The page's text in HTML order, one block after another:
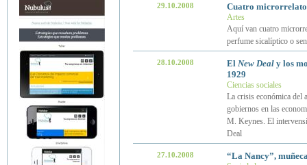
29.10.2008 Cuatro
Artes
Aquí van cuatro
perfume sicalíptico o
28.10.2008 El New Dealy los
1929
Ciencias sociales
La crisis económica del
gobiernos en las
M. Keynes. El
Deal
27.10.2008 “La Nancy”,